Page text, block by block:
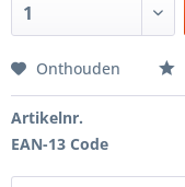
Onthouden
Artikelnr.
EAN-13 Code